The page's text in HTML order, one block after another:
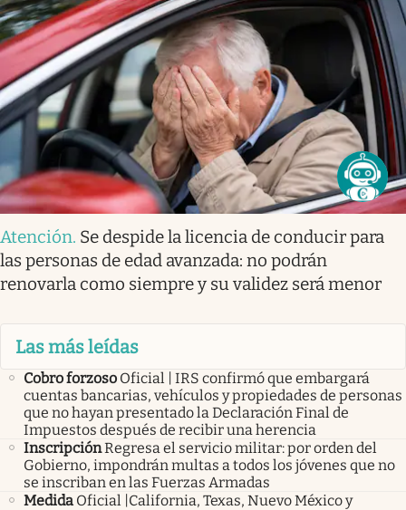
Atención. Se despide la licencia de conducir para
las personas de edad avanzada: no podrán
renovarla como siempre y su validez será menor
Las más leídas
Cobro forzoso Oficial | IRS confirmó que embargará
cuentas bancarias, vehículos y propiedades de personas
que no hayan presentado la Declaración Final de
Impuestos después de recibir una herencia
InscripciónRegresa el servicio militar: por orden del
Gobierno, impondrán multas a todos los jóvenes que no
se inscriban en las Fuerzas Armadas
Medida Oficial |California, Texas, Nuevo México y